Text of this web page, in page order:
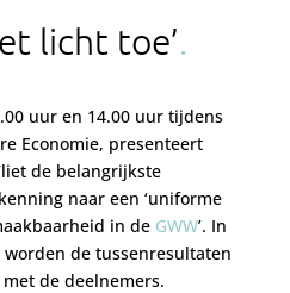
licht toe’
uur en 14.00 uur tijdens
Economie, presenteert
de belangrijkste
naar een ‘uniforme
in de GWW’. In
de tussenresultaten
de deelnemers.